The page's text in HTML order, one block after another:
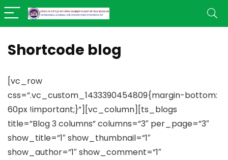
Shortcode blog
[vc_row
css=”.vc_custom_1433390454809{margin-bottom:
60px !important;}”][vc_column][ts_blogs
title=”Blog 3 columns” columns=”3″ per_page=”3″
show_title=”1″ show_thumbnail=”1″
show_author=”1″ show_comment=”1″